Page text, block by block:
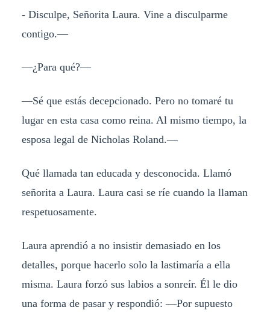
- Disculpe, Señorita Laura. Vine a disculparme
contigo.—
—¿Para qué?—
—Sé que estás decepcionado. Pero no tomaré tu
lugar en esta casa como reina. Al mismo tiempo, la
esposa legal de Nicholas Roland.—
Qué llamada tan educada y desconocida. Llamó
señorita a Laura. Laura casi se ríe cuando la llaman
respetuosamente.
Laura aprendió a no insistir demasiado en los
detalles, porque hacerlo solo la lastimaría a ella
misma. Laura forzó sus labios a sonreír. Él le dio
una forma de pasar y respondió: —Por supuesto